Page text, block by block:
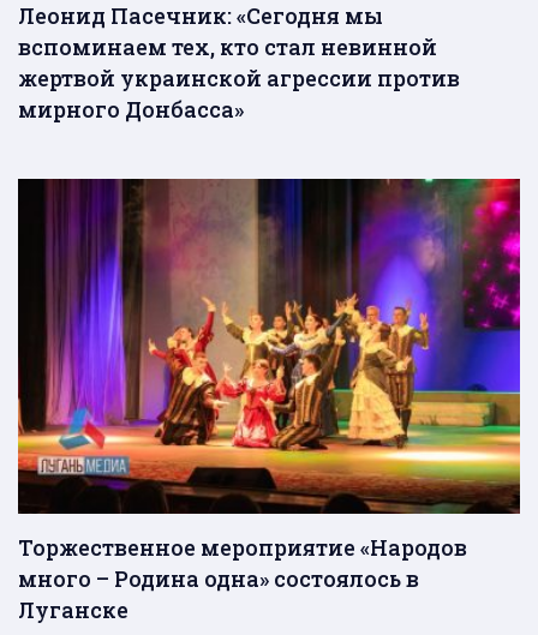
Леонид Пасечник: «Сегодня мы
вспоминаем тех, кто стал невинной
жертвой украинской агрессии против
мирного Донбасса»
Торжественное мероприятие «Народов
много – Родина одна» состоялось в
Луганске